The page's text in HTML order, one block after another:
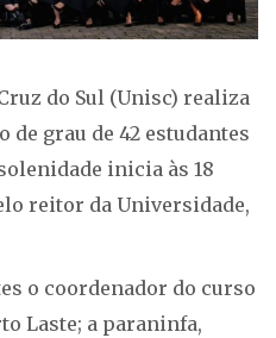
do Sul (Unisc) realiza
de grau de 42 estudantes
inicia às 18
reitor da Universidade,
o coordenador do curso
Laste; a paraninfa,